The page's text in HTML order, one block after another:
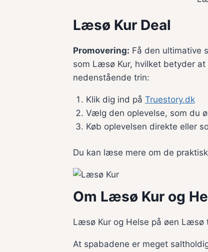
Læsø Kur Deal
Promovering: Få den ultimative
som Læsø Kur, hvilket betyder
nedenstående trin:
Klik dig ind på Truestory.dk
Vælg den oplevelse, som du
Køb oplevelsen direkte eller
Du kan læse mere om de
Om Læsø Kur og
Læsø Kur og Helse på øen Læsø
At spabadene er meget